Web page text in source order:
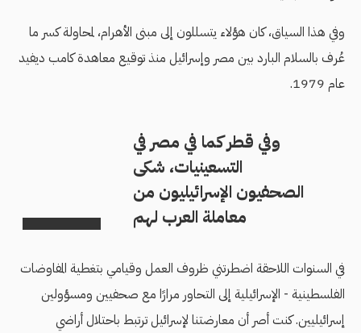
وفي هذا السياق، كان هؤلاء يتسللون إلى مبنى الأهرام، لمحاولة كسر ما
عُرف بالسلام البارد بين مصر وإسرائيل منذ توقيع معاهدة كامب ديفيد
عام 1979.
وفي قطر كما في مصر في
التسعينيات، شكى
الصحفيون الإسرائيليون من
معاملة العرب لهم
في السنوات اللاحقة اضطرتني ظروف العمل وقيامي بتغطية المفاوضات
الفلسطينية - الإسرائيلية إلى التحاور مرارًا مع صحفيين ومسؤولين
إسرائيليين. كنت أصر أن معارضتنا لإسرائيل ترتبط باحتلال أراضي